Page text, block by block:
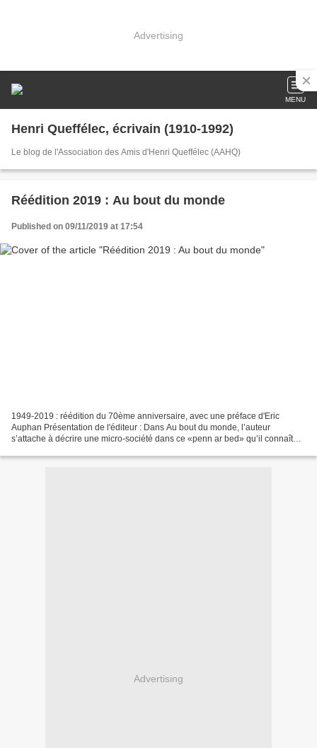
Advertising
MENU
Henri Queffélec, écrivain (1910-1992)
Le blog de l'Association des Amis d'Henri Queffélec (AAHQ)
Réédition 2019 : Au bout du monde
Published on 09/11/2019 at 17:54
1949-2019 : réédition du 70ème anniversaire, avec une préface d'Eric
Auphan Présentation de l'éditeur : Dans Au bout du monde, l’auteur
s’attache à décrire une micro-société dans ce «penn ar bed» qu’il connaît
Advertising